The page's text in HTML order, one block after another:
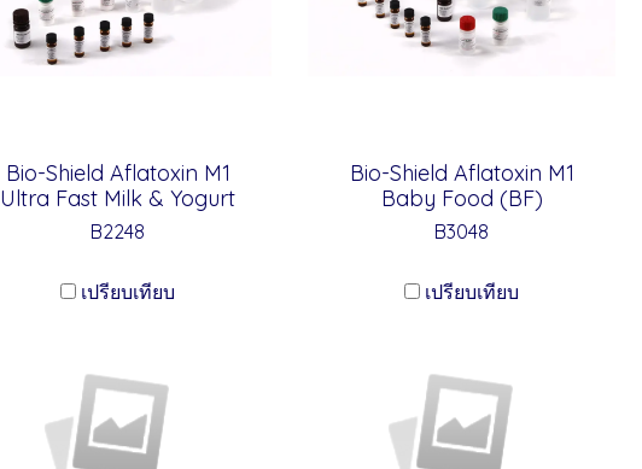
Bio-Shield Aflatoxin M1
Ultra Fast Milk & Yogurt
B2248
เปรียบเทียบ
Bio-Shield Aflatoxin M1
Baby Food (BF)
B3048
เปรียบเทียบ